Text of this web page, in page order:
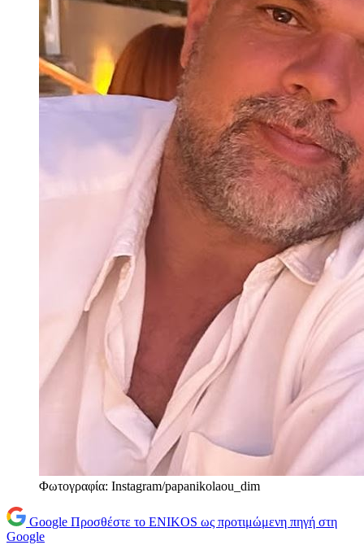
Φωτογραφία: Instagram/papanikolaou_dim
Google Προσθέστε το ENIKOS ως προτιμώμενη πηγή στη
Google